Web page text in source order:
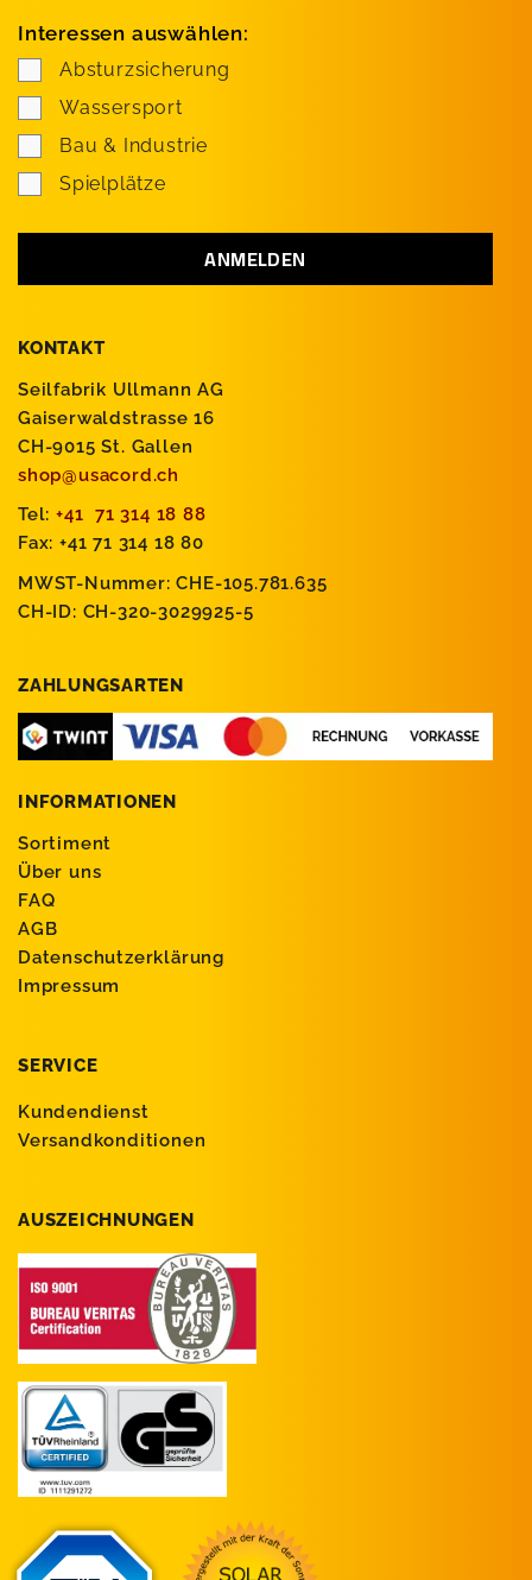
KONTAKT
Seilfabrik Ullmann AG
Gaiserwaldstrasse 16
CH-9015 St. Gallen
shop@usacord.ch
Tel: +41 71 314 18 88
Fax: +41 71 314 18 80
MWST-Nummer: CHE-105.781.635
CH-ID: CH-320-3029925-5
ZAHLUNGSARTEN
INFORMATIONEN
Sortiment
Über uns
FAQ
AGB
Datenschutzerklärung
Impressum
SERVICE
Kundendienst
Versandkonditionen
AUSZEICHNUNGEN
Interessen auswählen:
Absturzsicherung
Wassersport
Bau & Industrie
Spielplätze